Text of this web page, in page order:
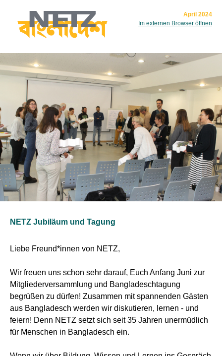
April 2024
Im externen Browser öffnen
NETZ Jubiläum und Tagung
Liebe Freund*innen von NETZ,
Wir freuen uns schon sehr darauf, Euch Anfang Juni zur
Mitgliederversammlung und Bangladeschtagung
begrüßen zu dürfen! Zusammen mit spannenden Gästen
aus Bangladesch werden wir diskutieren, lernen - und
feiern! Denn NETZ setzt sich seit 35 Jahren unermüdlich
für Menschen in Bangladesch ein.